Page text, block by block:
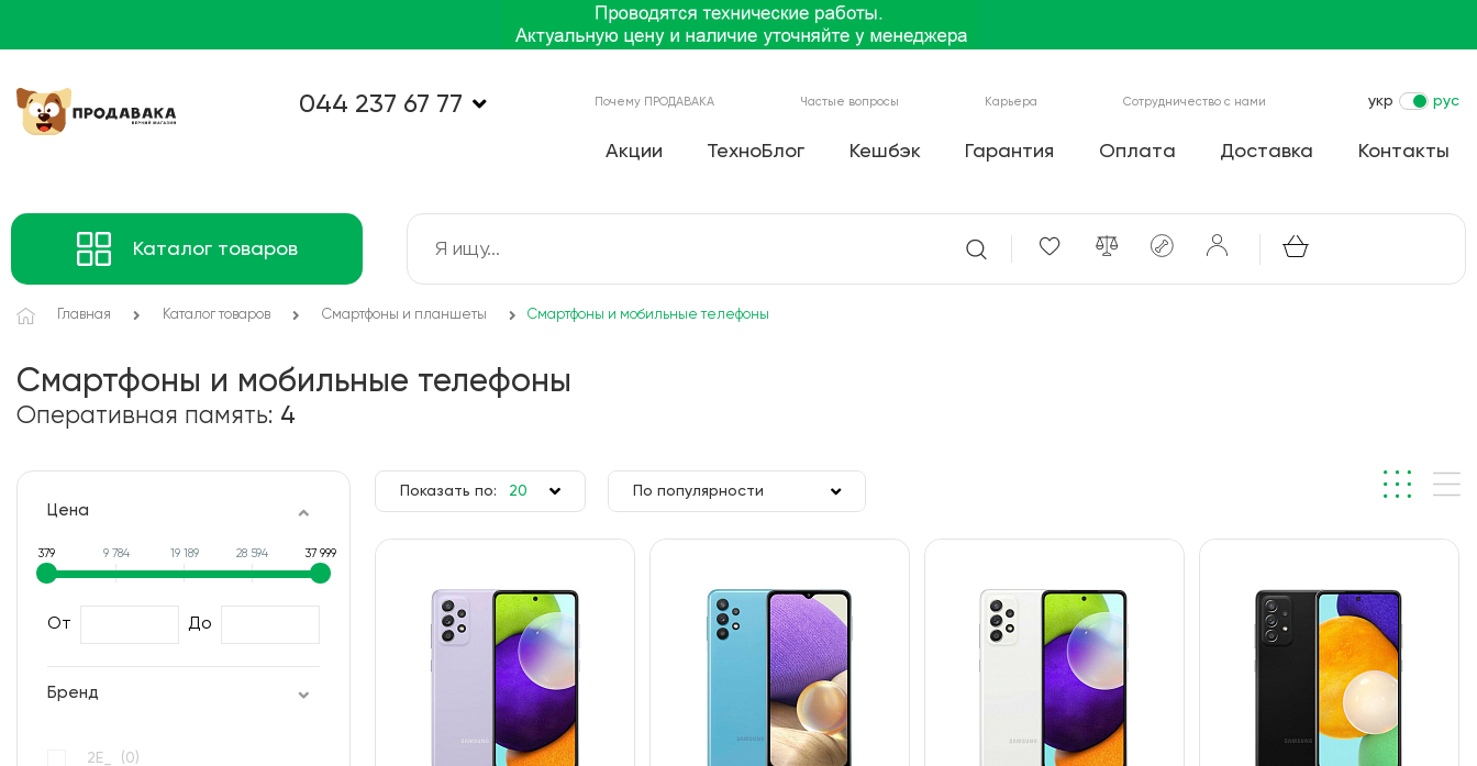
044 237 67 77 Почему ПРОДАВАКА Частые вопросы Карьера Сотрудничество с нами укр рус
Акции ТехноБлог Кешбэк Гарантия Оплата Доставка Контакты
Каталог товаров
Главная Каталог товаров Смартфоны и планшеты Смартфоны и мобильные телефоны
Смартфоны и мобильные телефоны
Оперативная память: 4
Цена
379 9 784 19 189 28 594 37 999
От До
Бренд
2E_ (0)
Показать по:
20
100
По популярности